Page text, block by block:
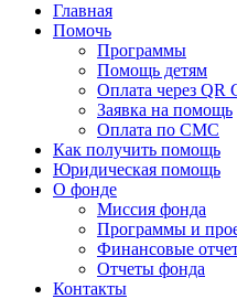
Главная
Помочь
Программы
Помощь детям
Оплата через QR
Заявка на помощь
Оплата по СМС
Как получить помощь
Юридическая помощь
О фонде
Миссия фонда
Программы и
Финансовые
Отчеты фонда
Контакты